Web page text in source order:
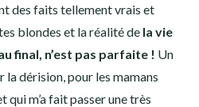
des faits tellement vrais et
blondes et la réalité de la vie
final, n’est pas parfaite ! Un
dérision, pour les mamans
m’a fait passer une très